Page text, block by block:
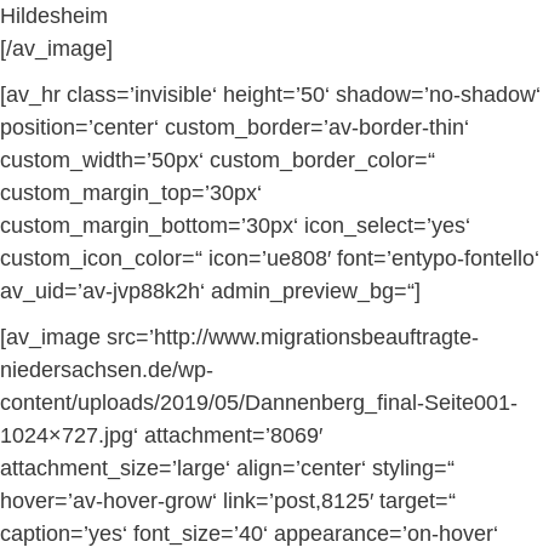
Hildesheim
[/av_image]
[av_hr class=’invisible‘ height=’50‘ shadow=’no-shadow‘
position=’center‘ custom_border=’av-border-thin‘
custom_width=’50px‘ custom_border_color=“
custom_margin_top=’30px‘
custom_margin_bottom=’30px‘ icon_select=’yes‘
custom_icon_color=“ icon=’ue808′ font=’entypo-fontello‘
av_uid=’av-jvp88k2h‘ admin_preview_bg=“]
[av_image src=’http://www.migrationsbeauftragte-
niedersachsen.de/wp-
content/uploads/2019/05/Dannenberg_final-Seite001-
1024×727.jpg‘ attachment=’8069′
attachment_size=’large‘ align=’center‘ styling=“
hover=’av-hover-grow‘ link=’post,8125′ target=“
caption=’yes‘ font_size=’40‘ appearance=’on-hover‘